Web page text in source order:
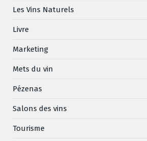
Les Vins Naturels
Livre
Marketing
Mets du vin
Pézenas
Salons des vins
Tourisme